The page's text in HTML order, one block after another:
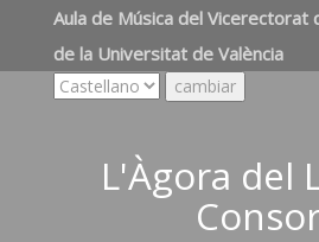
Aula de Música del Vicerectorat
de la Universitat de València
L'Àgora del